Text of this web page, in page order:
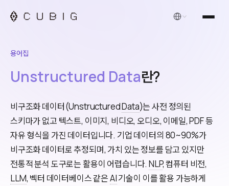
한국어
용어집
Unstructured Data란?
비구조화 데이터(UnstructuredData)는 사전 정의된
스키마가 없고 텍스트, 이미지, 비디오, 오디오, 이메일, PDF 등
자유 형식을 가진 데이터입니다. 기업 데이터의 80~90%가
비구조화 데이터로 추정되며, 가치 있는 정보를 담고 있지만
전통적 분석 도구로는 활용이 어렵습니다.NLP, 컴퓨터 비전,
LLM, 벡터 데이터베이스 같은AI기술이 이를 활용 가능하게